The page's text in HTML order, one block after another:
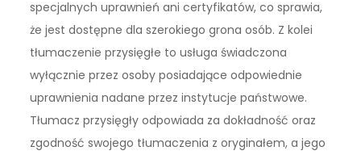
specjalnych uprawnień ani certyfikatów, co sprawia,
że jest dostępne dla szerokiego grona osób. Z kolei
tłumaczenie przysięgłe to usługa świadczona
wyłącznie przez osoby posiadające odpowiednie
uprawnienia nadane przez instytucje państwowe.
Tłumacz przysięgły odpowiada za dokładność oraz
zgodność swojego tłumaczenia z oryginałem, a jego